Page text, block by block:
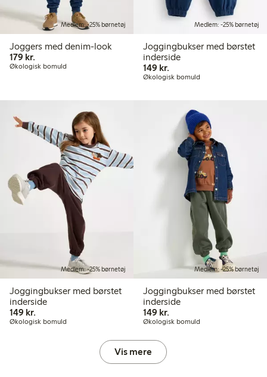
Medlem: -25% børnetøj
Joggers med denim-look
179 kr.
Økologisk bomuld
Medlem: -25% børnetøj
Joggingbukser med børstet
inderside
149 kr.149,00 kr.
Økologisk bomuld
Medlem: -25% børnetøj
Joggingbukser med børstet
inderside
149 kr.
Økologisk bomuld
Medlem: -25% børnetøj
Joggingbukser med børstet
inderside
149 kr.
Økologisk bomuld
Vis mere